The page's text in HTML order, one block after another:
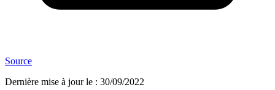
Source
Dernière mise à jour le : 30/09/2022